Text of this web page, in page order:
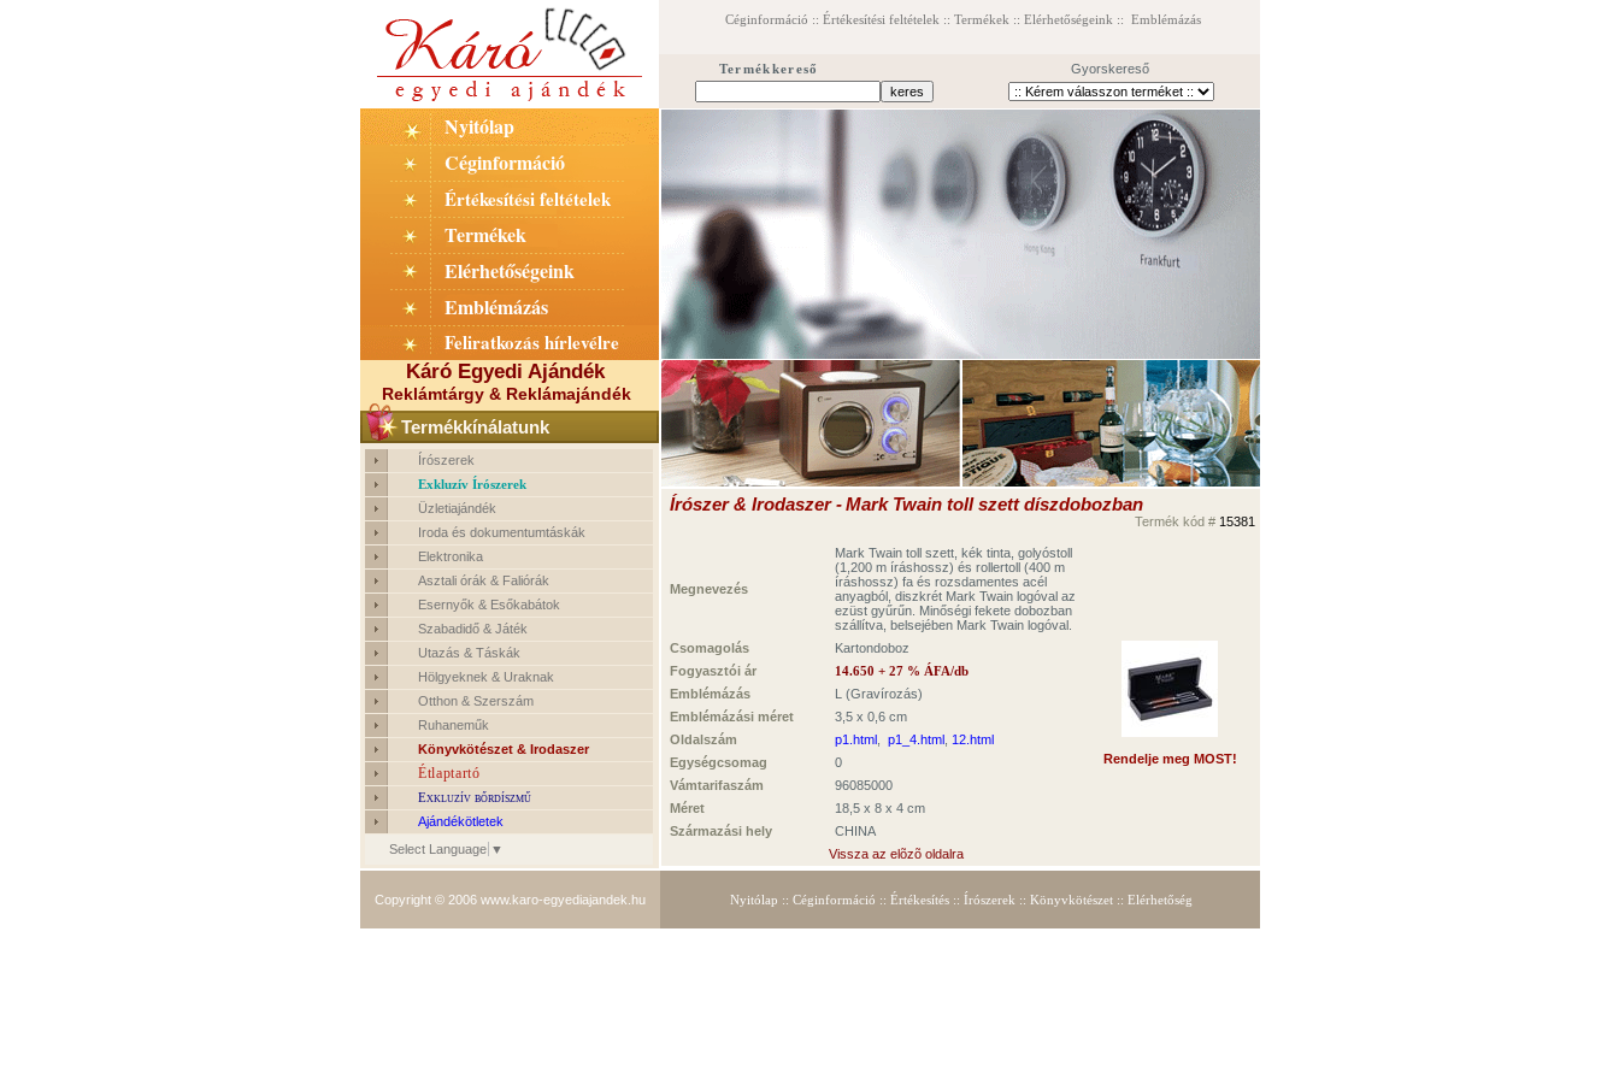
Céginformáció :: Értékesítési feltételek :: Termékek :: Elérhetőségeink :: Emblémázás
Termékkereső Gyorskereső
Nyitólap
Céginformáció
Értékesítési feltételek
Termékek
Elérhetőségeink
Emblémázás
Feliratkozás hírlevélre
Káró Egyedi Ajándék
Reklámtárgy & Reklámajándék
Termékkínálatunk
Írószerek
Exkluzív Írószerek
Üzletiajándék
Iroda és dokumentumtáskák
Elektronika
Asztali órák & Faliórák
Esernyők & Esőkabátok
Szabadidő & Játék
Utazás & Táskák
Hölgyeknek & Uraknak
Otthon & Szerszám
Ruhaneműk
Könyvkötészet & Irodaszer
Étlaptartó
Exkluzív bőrdíszmű
Ajándékötletek
Select Language ▼
Írószer & Irodaszer-Mark Twain tollszettdíszdobozban
Termék kód # 15381
Megnevezés
Mark Twain toll szett, kék tinta, golyóstoll
(1,200 m íráshossz) és rollertoll (400 m
íráshossz) fa és rozsdamentes acél
anyagból, diszkrét Mark Twain logóval az
ezüst gyűrűn. Minőségi fekete dobozban
szállítva, belsejében Mark Twain logóval.
Csomagolás
Kartondoboz
Fogyasztói ár
14.650 + 27 % ÁFA/db
Emblémázás
L (Gravírozás)
Emblémázási méret
3,5 x 0,6 cm
Oldalszám
p1.html p1_4.html 12.html
Egységcsomag
0
Vámtarifaszám
96085000
Méret
18,5 x 8 x 4 cm
Származási hely
CHINA
Vissza az elõzõ oldalra
Rendelje meg MOST!
Copyright © 2006 www.karo-egyediajandek.hu Nyitólap :: Céginformáció :: Értékesítés :: Írószerek :: Könyvkötészet :: Elérhetőség